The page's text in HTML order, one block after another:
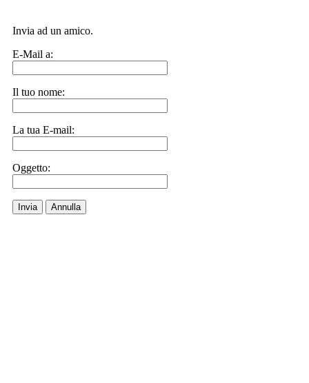
Invia ad un amico.
E-Mail a:
Il tuo nome:
La tua E-mail:
Oggetto:
Invia Annulla